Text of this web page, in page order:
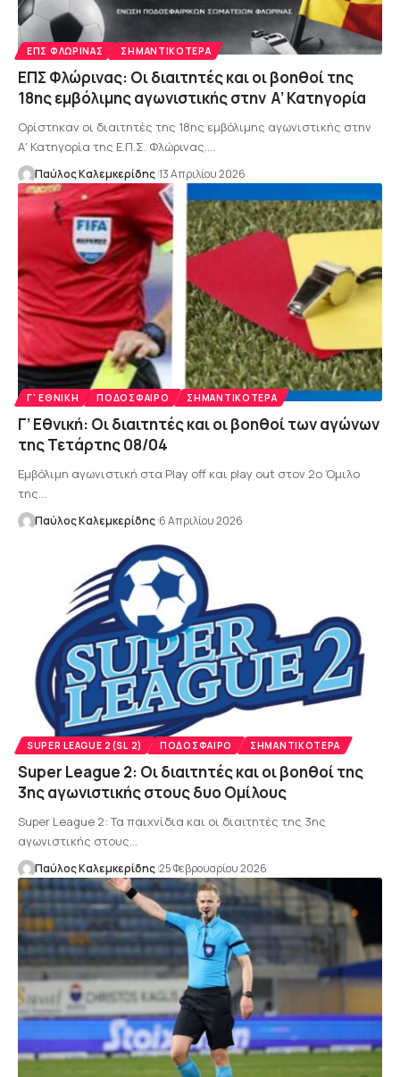
ΕΠΣ ΦΛΏΡΙΝΑΣ ΣΗΜΑΝΤΙΚΌΤΕΡΑ
ΕΠΣ Φλώρινας: Οι διαιτητές και οι βοηθοί της
18ης εμβόλιμης αγωνιστικής στην Α’ Κατηγορία
Ορίστηκαν οι διαιτητές της 18ης εμβόλιμης αγωνιστικής στην
Α' Κατηγορία της Ε.Π.Σ. Φλώρινας.…
Παύλος Καλεμκερίδης 13 Απριλίου 2026
Γ' ΕΘΝΙΚΉ ΠΟΔΌΣΦΑΙΡΟ ΣΗΜΑΝΤΙΚΌΤΕΡΑ
Γ’ Εθνική: Οι διαιτητές και οι βοηθοί των αγώνων
της Τετάρτης 08/04
Εμβόλιμη αγωνιστική στα Play off και play out στον 2ο Όμιλο
της…
Παύλος Καλεμκερίδης 6 Απριλίου 2026
SUPER LEAGUE 2(SL 2) ΠΟΔΌΣΦΑΙΡΟ ΣΗΜΑΝΤΙΚΌΤΕΡΑ
Super League 2: Οι διαιτητές και οι βοηθοί της
3ης αγωνιστικής στους δυο Ομίλους
Super League 2: Τα παιχνίδια και οι διαιτητές της 3ης
αγωνιστικής στους…
Παύλος Καλεμκερίδης 25 Φεβρουαρίου 2026